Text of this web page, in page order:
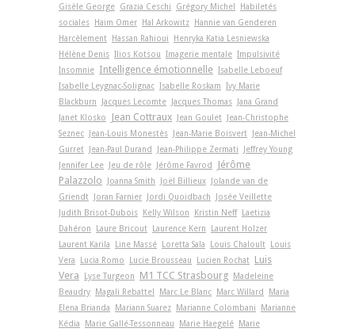
Gisèle George Grazia Ceschi Grégory Michel
Habiletés
sociales Haim Omer Hal Arkowitz Hannie van Genderen
Harcèlement Hassan Rahioui
Henryka Katia Lesniewska
Hélène Denis Ilios Kotsou Imagerie mentale Impulsivité
Insomnie Intelligence émotionnelle Isabelle Leboeuf
Isabelle Leygnac-Solignac Isabelle Roskam Ivy Marie
Blackburn
Jacques Lecomte Jacques Thomas Jana Grand
Janet Klosko
Jean Cottraux Jean Goulet Jean-Christophe
Seznec Jean-Louis Monestès Jean-Marie Boisvert Jean-Michel
Gurret Jean-Paul Durand Jean-Philippe Zermati
Jeffrey Young
Jennifer Lee Jeu de rôle Jérôme Favrod
Jérôme
Palazzolo
Joanna Smith Joël Billieux Jolande van de
Griendt Joran Farnier Jordi Quoidbach
Josée Veillette
Judith Brisot-Dubois Kelly Wilson Kristin Neff Laetizia
Dahéron
Laure Bricout Laurence Kern
Laurent Holzer
Laurent Karila
Line Massé Loretta Sala Louis Chaloult Louis
Vera
Lucia Romo Lucie Brousseau Lucien Rochat Luis
Vera
Lyse Turgeon M1 TCC Strasbourg Madeleine
Beaudry Magali Rebattel Marc Le Blanc Marc Willard
Maria
Elena Brianda
Mariann Suarez Marianne Colombani
Marianne
Kédia
Marie Gallé-Tessonneau Marie Haegelé Marie